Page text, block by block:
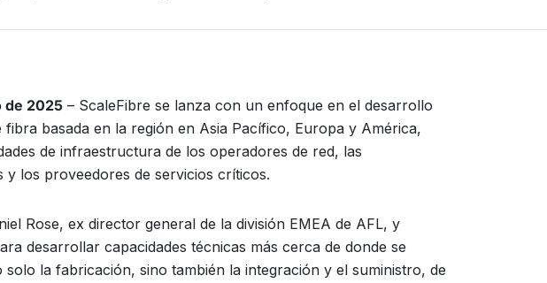
de 2025 – ScaleFibre se lanza con un enfoque en el desarrollo
fibra basada en la región en Asia Pacífico, Europa y América,
de infraestructura de los operadores de red, las
y los proveedores de servicios críticos.
Rose, ex director general de la división EMEA de AFL, y
desarrollar capacidades técnicas más cerca de donde se
la fabricación, sino también la integración y el suministro, de